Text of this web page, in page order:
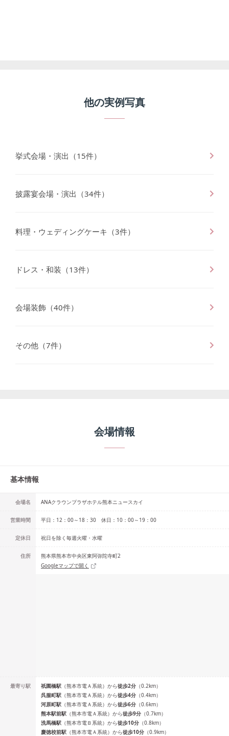
他の実例写真
挙式会場・演出 （15件）
披露宴会場・演出 （34件）
料理・ウェディングケーキ （3件）
ドレス・和装 （13件）
会場装飾 （40件）
その他 （7件）
会場情報
基本情報
会場名 ANAクラウンプラザホテル熊本ニュースカイ
営業時間 平日：12：00～18：30 休日：10：00～19：00
定休日 祝日を除く毎週火曜・水曜
住所
熊本県熊本市中央区東阿弥陀寺町2
Googleマップで開く
最寄り駅 祇園橋駅 （熊本市電Ａ系統） から徒歩2分 （0.2km）
呉服町駅 （熊本市電Ａ系統） から徒歩4分 （0.4km）
河原町駅 （熊本市電Ａ系統） から徒歩6分 （0.6km）
熊本駅前駅 （熊本市電Ａ系統） から徒歩9分 （0.7km）
洗馬橋駅 （熊本市電Ｂ系統） から徒歩10分 （0.8km）
慶徳校前駅 （熊本市電Ａ系統） から徒歩10分 （0.9km）